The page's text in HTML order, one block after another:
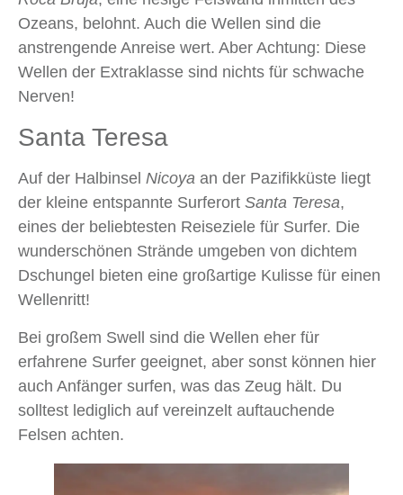
Ozeans, belohnt. Auch die Wellen sind die
anstrengende Anreise wert. Aber Achtung: Diese
Wellen der Extraklasse sind nichts für schwache
Nerven!
Santa Teresa
Auf der Halbinsel Nicoya an der Pazifikküste liegt
der kleine entspannte Surferort Santa Teresa,
eines der beliebtesten Reiseziele für Surfer. Die
wunderschönen Strände umgeben von dichtem
Dschungel bieten eine großartige Kulisse für einen
Wellenritt!
Bei großem Swell sind die Wellen eher für
erfahrene Surfer geeignet, aber sonst können hier
auch Anfänger surfen, was das Zeug hält. Du
solltest lediglich auf vereinzelt auftauchende
Felsen achten.